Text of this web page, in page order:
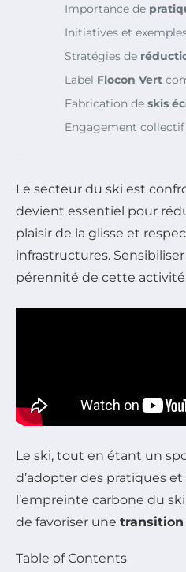
Importance de
Initiatives et
Stratégies de
Label Flocon Vert
Fabrication de skis
Engagement
Le secteur du ski est
devient essentiel pour
plaisir de la glisse et
infrastructures.
pérennité de cette
Le ski, tout en étant un
d’adopter des pratiques
l’empreinte carbone du
de favoriser une transition
Table of Contents